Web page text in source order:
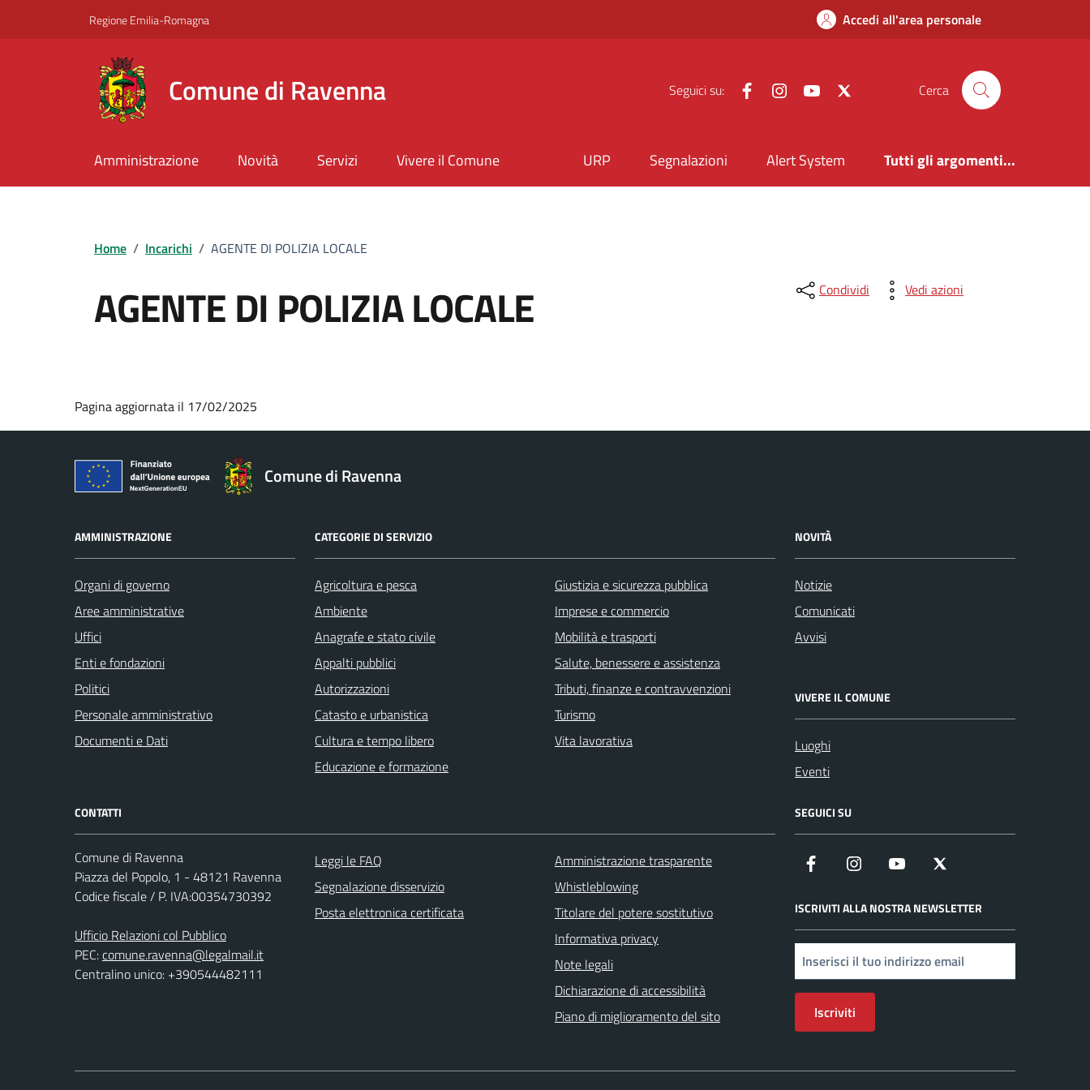
Regione Emilia-Romagna Accedi all'area personale
Comune di Ravenna Seguici su: FacebookInstagramYouTube Cerca
Amministrazione Novità Servizi Vivere il Comune URP Segnalazioni Alert System Tutti gli argomenti...
Home / Incarichi / AGENTE DI POLIZIA LOCALE
AGENTE DI POLIZIA LOCALE Condividi Vedi azioni
Pagina aggiornata il 17/02/2025
Comune di Ravenna
AMMINISTRAZIONE
Organi di governo
Aree amministrative
Uffici
Enti e fondazioni
Politici
Personale amministrativo
Documenti e Dati
CATEGORIE DI SERVIZIO
Agricoltura e pesca
Ambiente
Anagrafe e stato civile
Appalti pubblici
Autorizzazioni
Catasto e urbanistica
Cultura e tempo libero
Educazione e formazione
Giustizia e sicurezza pubblica
Imprese e commercio
Mobilità e trasporti
Salute, benessere e assistenza
Tributi, finanze e contravvenzioni
Turismo
Vita lavorativa
NOVITÀ
Notizie
Comunicati
Avvisi
VIVERE IL COMUNE
Luoghi
Eventi
CONTATTI
Comune di Ravenna
Piazza del Popolo, 1 - 48121 Ravenna
Codice fiscale / P. IVA:00354730392
Ufficio Relazioni col Pubblico
PEC:comune.ravenna@legalmail.it
Centralino unico: +390544482111
Leggi le FAQ
Segnalazione disservizio
Posta elettronica certificata
Amministrazione trasparente
Whistleblowing
Titolare del potere sostitutivo
Informativa privacy
Note legali
Dichiarazione di accessibilità
Piano di miglioramento del sito
SEGUICI SU
Facebook Instagram YouTube
ISCRIVITI ALLA NOSTRA NEWSLETTER